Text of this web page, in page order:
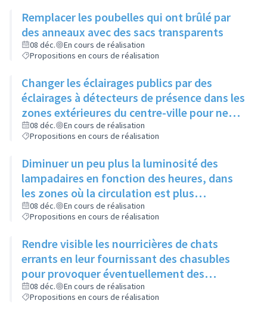
Remplacer les poubelles qui ont brûlé par
des anneaux avec des sacs transparents
08 déc.
En cours de réalisation
Propositions en cours de réalisation
Changer les éclairages publics par des
éclairages à détecteurs de présence dans les
zones extérieures du centre-ville pour ne
pas gêner certaines espèces d'animaux
08 déc.
En cours de réalisation
Propositions en cours de réalisation
Diminuer un peu plus la luminosité des
lampadaires en fonction des heures, dans
les zones où la circulation est plus
importante, sans jamais éteindre
complètement
08 déc.
En cours de réalisation
Propositions en cours de réalisation
Rendre visible les nourricières de chats
errants en leur fournissant des chasubles
pour provoquer éventuellement des
échanges avec des personnes intéressées
08 déc.
En cours de réalisation
Propositions en cours de réalisation